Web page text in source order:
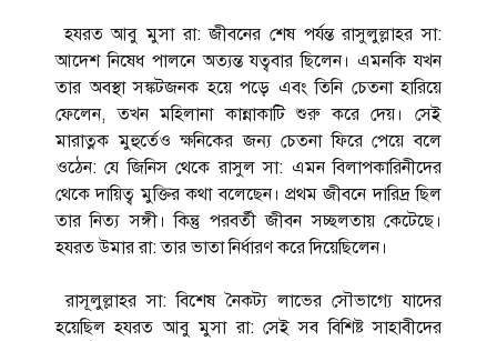
হযরত আবু মুসা রা: জীবনের শেষ পর্যন্ত রাসুলুল্লাহর সা:
আদেশ নিষেধ পালনে অত্যন্ত যত্ববার ছিলেন। এমনকি যখন
তার অবস্থা সঙ্কটজনক হয়ে পড়ে এবং তিনি চেতনা হারিয়ে
ফেলেন, তখন মহিলানা কান্নাকাটি শুরু করে দেয়। সেই
মারাত্নক মুহুর্তেও ক্ষনিকের জন্য চেতনা ফিরে পেয়ে বলে
ওঠেন: যে জিনিস থেকে রাসুল সা: এমন বিলাপকারিনীদের
থেকে দায়িত্ব মুক্তির কথা বলেছেন। প্রথম জীবনে দারিদ্র ছিল
তার নিত্য সঙ্গী। কিন্তু পরবর্তী জীবন সচ্ছলতায় কেটেছে।
হযরত উমার রা: তার ভাতা নির্ধারণ করে দিয়েছিলেন।
রাসূলুল্লাহর সা: বিশেষ নৈকট্য লাভের সৌভাগ্যে যাদের
হয়েছিল হযরত আবু মুসা রা: সেই সব বিশিষ্ট সাহাবীদের